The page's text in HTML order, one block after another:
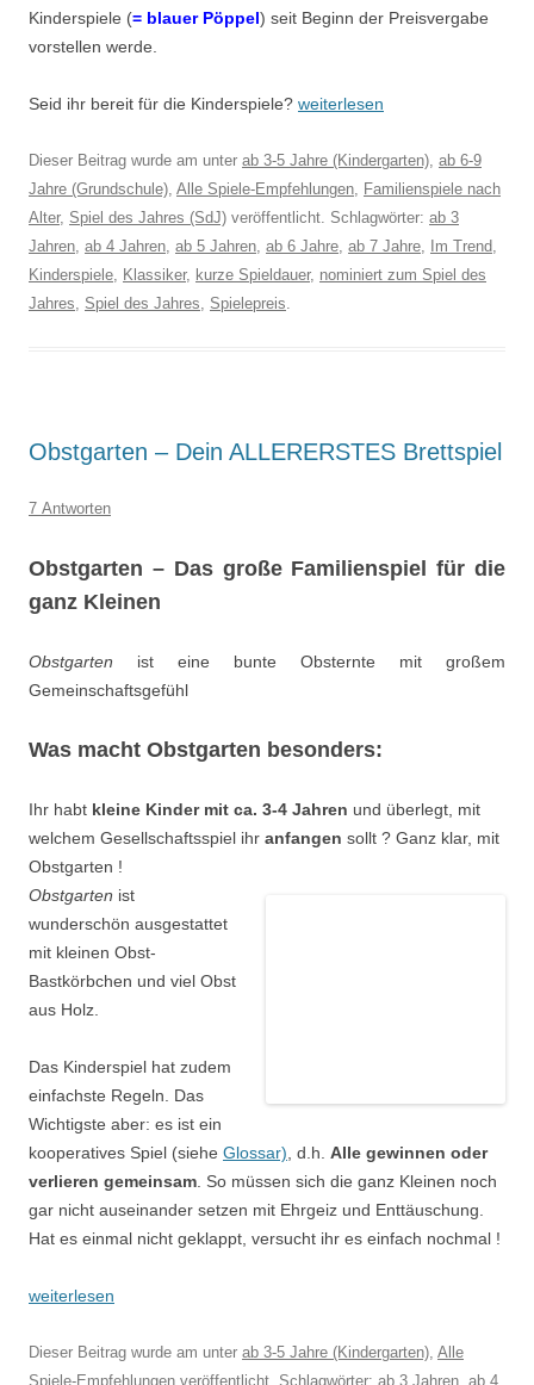
Kinderspiele (= blauer Pöppel) seit Beginn der Preisvergabe
vorstellen werde.
Seid ihr bereit für die Kinderspiele? weiterlesen
Dieser Beitrag wurde am unter ab 3-5 Jahre (Kindergarten), ab 6-9
Jahre (Grundschule), Alle Spiele-Empfehlungen, Familienspiele nach
Alter, Spiel des Jahres (SdJ) veröffentlicht. Schlagwörter: ab 3
Jahren, ab 4 Jahren, ab 5 Jahren, ab 6 Jahre, ab 7 Jahre, Im Trend,
Kinderspiele, Klassiker, kurze Spieldauer, nominiert zum Spiel des
Jahres, Spiel des Jahres, Spielepreis.
Obstgarten – Dein ALLERERSTES Brettspiel
7 Antworten
Obstgarten – Das große Familienspiel für die
ganz Kleinen
Obstgarten ist eine bunte Obsternte mit großem
Gemeinschaftsgefühl
Was macht Obstgarten besonders:
Ihr habt kleine Kinder mit ca. 3-4 Jahren und überlegt, mit
welchem Gesellschaftsspiel ihr anfangen sollt ? Ganz klar, mit
Obstgarten !
Obstgarten ist
wunderschön ausgestattet
mit kleinen Obst-
Bastkörbchen und viel Obst
aus Holz.
Das Kinderspiel hat zudem
einfachste Regeln. Das
Wichtigste aber: es ist ein
kooperatives Spiel (siehe Glossar), d.h. Alle gewinnen oder
verlieren gemeinsam. So müssen sich die ganz Kleinen noch
gar nicht auseinander setzen mit Ehrgeiz und Enttäuschung.
Hat es einmal nicht geklappt, versucht ihr es einfach nochmal !
weiterlesen
Dieser Beitrag wurde am unter ab 3-5 Jahre (Kindergarten), Alle
Spiele-Empfehlungen veröffentlicht. Schlagwörter: ab 3 Jahren ab 4